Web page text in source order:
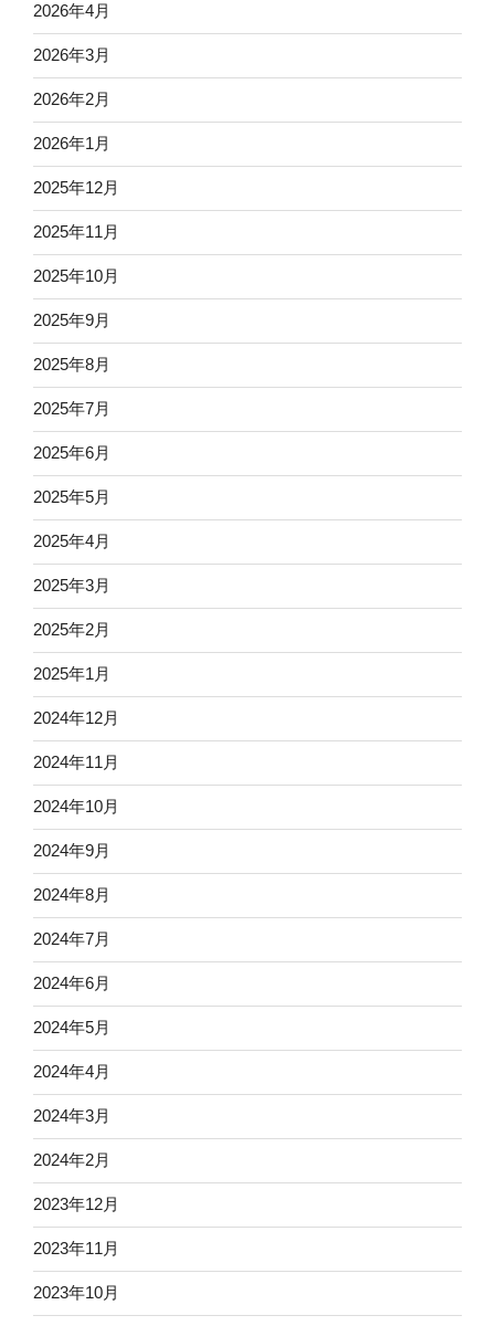
2026年4月
2026年3月
2026年2月
2026年1月
2025年12月
2025年11月
2025年10月
2025年9月
2025年8月
2025年7月
2025年6月
2025年5月
2025年4月
2025年3月
2025年2月
2025年1月
2024年12月
2024年11月
2024年10月
2024年9月
2024年8月
2024年7月
2024年6月
2024年5月
2024年4月
2024年3月
2024年2月
2023年12月
2023年11月
2023年10月